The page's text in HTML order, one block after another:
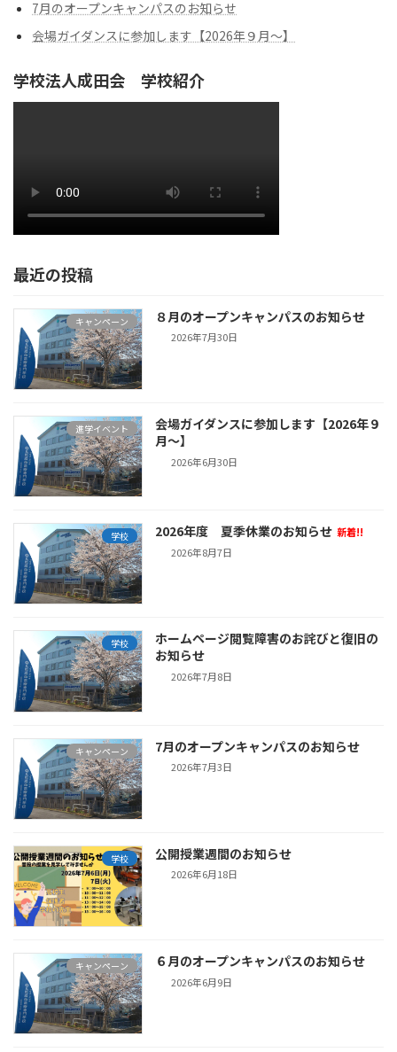
7月のオープンキャンパスのお知らせ
会場ガイダンスに参加します【2026年９月～】
学校法人成田会 学校紹介
最近の投稿
キャンペーン ８月のオープンキャンパスのお知らせ
2026年7月30日
進学イベント
会場ガイダンスに参加します【2026年９
月～】
2026年6月30日
学校 2026年度 夏季休業のお知らせ 新着!!
2026年8月7日
学校
ホームページ閲覧障害のお詫びと復旧の
お知らせ
2026年7月8日
キャンペーン 7月のオープンキャンパスのお知らせ
2026年7月3日
学校 公開授業週間のお知らせ
2026年6月18日
キャンペーン ６月のオープンキャンパスのお知らせ
2026年6月9日